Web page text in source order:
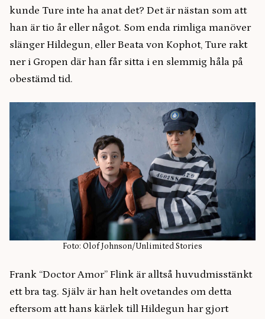
kunde Ture inte ha anat det? Det är nästan som att
han är tio år eller något. Som enda rimliga manöver
slänger Hildegun, eller Beata von Kophot, Ture rakt
ner i Gropen där han får sitta i en slemmig håla på
obestämd tid.
Foto: Olof Johnson/Unlimited Stories
Frank “Doctor Amor” Flink är alltså huvudmisstänkt
ett bra tag. Själv är han helt ovetandes om detta
eftersom att hans kärlek till Hildegun har gjort